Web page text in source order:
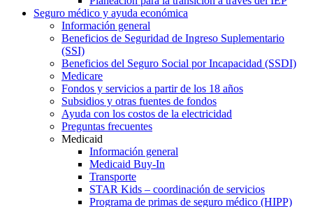
Seguro médico y ayuda económica
Información general
Beneficios de Seguridad de Ingreso Suplementario
(SSI)
Beneficios del Seguro Social por Incapacidad (SSDI)
Medicare
Fondos y servicios a partir de los 18 años
Subsidios y otras fuentes de fondos
Ayuda con los costos de la electricidad
Preguntas frecuentes
Medicaid
Información general
Medicaid Buy-In
Transporte
STAR Kids – coordinación de servicios
Programa de primas de seguro médico (HIPP)